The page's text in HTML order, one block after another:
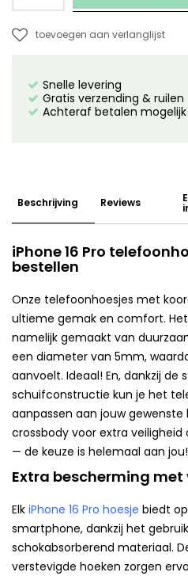
toevoegen aan verlanglijst
Snelle levering
Gratis verzending & ruilen
Achteraf betalen mogelijk
Beschrijving Reviews
iPhone 16 Pro
bestellen
Onze telefoonhoesjes met
ultieme gemak en comfort.
namelijk gemaakt van
een diameter van 5mm,
aanvoelt. Ideaal! En, dankzij de
schuifconstructie kun je het
aanpassen aan jouw gewenste
crossbody voor extra
— de keuze is helemaal aan jou!
Extra bescherming
Elk iPhone 16 Pro hoesje biedt
smartphone, dankzij het
schokabsorberend materiaal.
verstevigde hoeken zorgen